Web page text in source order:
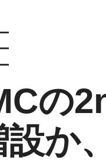
の
設か